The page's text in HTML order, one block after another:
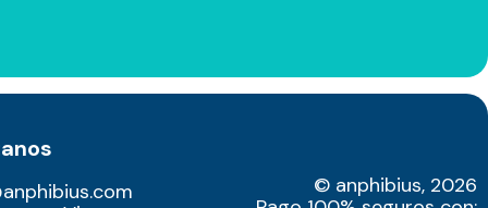
© anphibius, 2026